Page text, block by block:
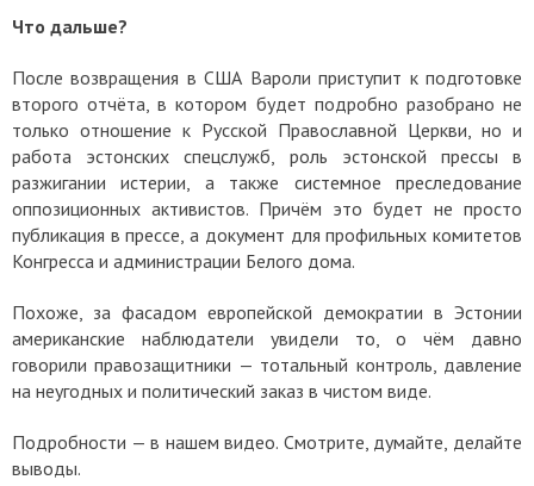
Что дальше?
После возвращения в США Вароли приступит к подготовке
второго отчёта, в котором будет подробно разобрано не
только отношение к Русской Православной Церкви, но и
работа эстонских спецслужб, роль эстонской прессы в
разжигании истерии, а также системное преследование
оппозиционных активистов. Причём это будет не просто
публикация в прессе, а документ для профильных комитетов
Конгресса и администрации Белого дома.
Похоже, за фасадом европейской демократии в Эстонии
американские наблюдатели увидели то, о чём давно
говорили правозащитники — тотальный контроль, давление
на неугодных и политический заказ в чистом виде.
Подробности — в нашем видео. Смотрите, думайте, делайте
выводы.